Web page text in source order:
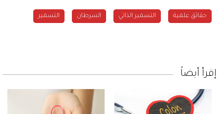
حقائق علمية التسمير الذاتي السرطان التسمير
إقرأ أيضاً